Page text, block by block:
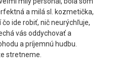
a milá sl. kozmetička,
ide robiť, nič neurýchľuje,
vás oddychovať a
a príjemnú hudbu.
stretneme.